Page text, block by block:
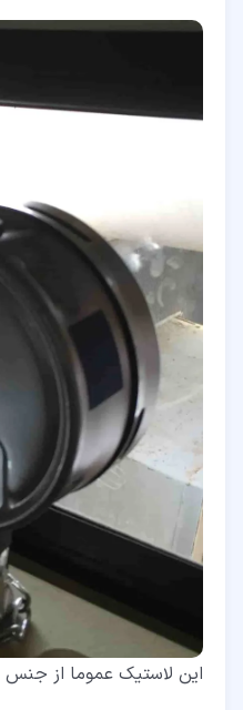
این لاستیک عموما از جنس